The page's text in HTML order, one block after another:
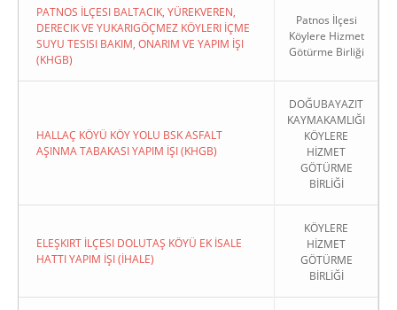
PATNOS İLÇESI BALTACIK, YÜREKVEREN,
DERECIK VE YUKARIGÖÇMEZ KÖYLERI İÇME
SUYU TESISI BAKIM, ONARIM VE YAPIM İŞI
(KHGB)
Patnos İlçesi
Köylere Hizmet
Götürme Birliği
HALLAÇ KÖYÜ KÖY YOLU BSK ASFALT
AŞINMA TABAKASI YAPIM İŞI (KHGB)
DOĞUBAYAZIT
KAYMAKAMLIĞI
KÖYLERE
HİZMET
GÖTÜRME
BİRLİĞİ
ELEŞKIRT İLÇESI DOLUTAŞ KÖYÜ EK İSALE
HATTI YAPIM İŞI (İHALE)
KÖYLERE
HİZMET
GÖTÜRME
BİRLİĞİ